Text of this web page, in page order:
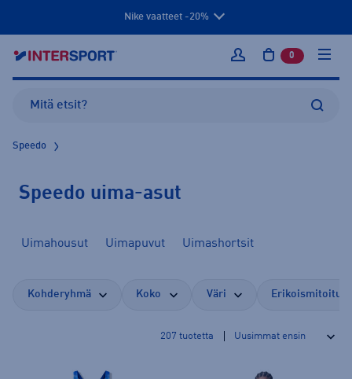
Nike vaatteet -20%
Kirjaudu sisään
0 tuotetta
Speedo
Speedo uima-asut
Uimahousut Uimapuvut Uimashortsit
Kohderyhmä Koko Väri Erikoismitoitus
207 tuotetta